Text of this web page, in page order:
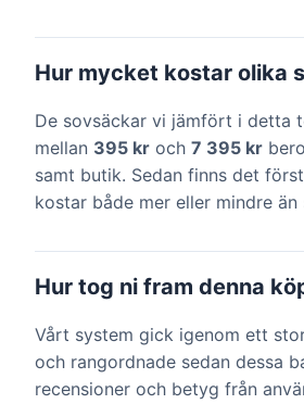
Hur mycket kostar olika
De sovsäckar vi jämfört i detta
mellan 395 kr och 7 395 kr
samt butik. Sedan finns det
kostar både mer eller mindre än
Hur tog ni fram denna
Vårt system gick igenom ett
och rangordnade sedan dessa
recensioner och betyg från